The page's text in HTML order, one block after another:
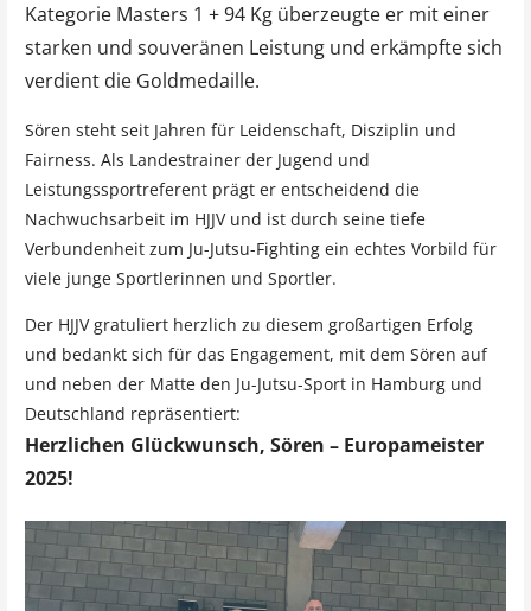
Kategorie Masters 1 + 94 Kg überzeugte er mit einer
starken und souveränen Leistung und erkämpfte sich
verdient die Goldmedaille.
Sören steht seit Jahren für Leidenschaft, Disziplin und
Fairness. Als Landestrainer der Jugend und
Leistungssportreferent prägt er entscheidend die
Nachwuchsarbeit im HJJV und ist durch seine tiefe
Verbundenheit zum Ju-Jutsu-Fighting ein echtes Vorbild für
viele junge Sportlerinnen und Sportler.
Der HJJV gratuliert herzlich zu diesem großartigen Erfolg
und bedankt sich für das Engagement, mit dem Sören auf
und neben der Matte den Ju-Jutsu-Sport in Hamburg und
Deutschland repräsentiert:
Herzlichen Glückwunsch, Sören – Europameister
2025!